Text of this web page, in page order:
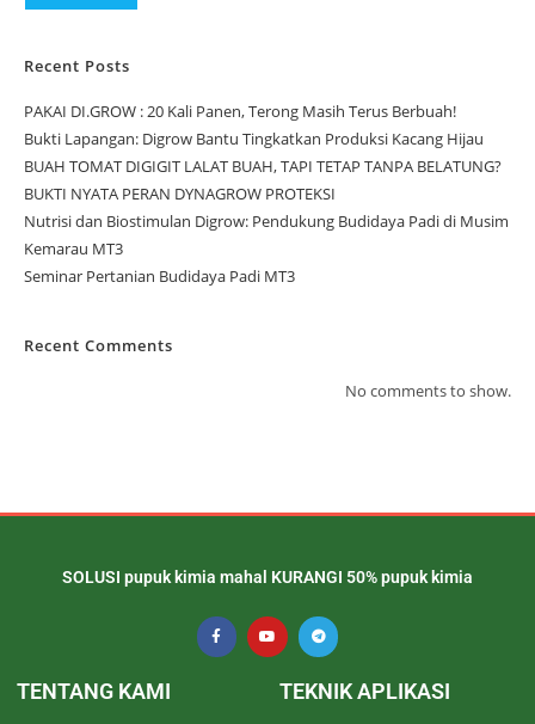
Recent Posts
PAKAI DI.GROW : 20 Kali Panen, Terong Masih Terus Berbuah!
Bukti Lapangan: Digrow Bantu Tingkatkan Produksi Kacang Hijau
BUAH TOMAT DIGIGIT LALAT BUAH, TAPI TETAP TANPA BELATUNG?
BUKTI NYATA PERAN DYNAGROW PROTEKSI
Nutrisi dan Biostimulan Digrow: Pendukung Budidaya Padi di Musim
Kemarau MT3
Seminar Pertanian Budidaya Padi MT3
Recent Comments
No comments to show.
SOLUSI pupuk kimia mahal KURANGI 50% pupuk kimia
TENTANG KAMI TEKNIK APLIKASI